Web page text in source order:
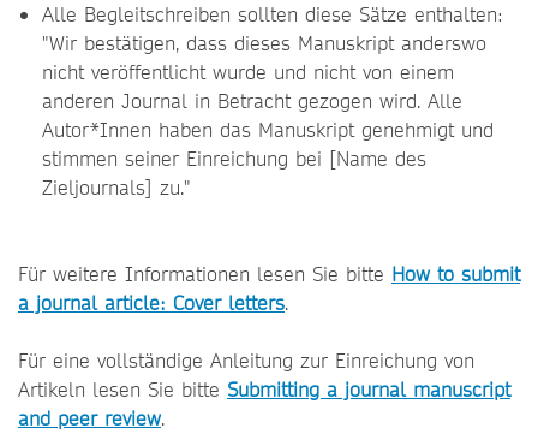
Alle Begleitschreiben sollten diese Sätze enthalten:
"Wir bestätigen, dass dieses Manuskript anderswo
nicht veröffentlicht wurde und nicht von einem
anderen Journal in Betracht gezogen wird. Alle
Autor*Innen haben das Manuskript genehmigt und
stimmen seiner Einreichung bei [Name des
Zieljournals] zu."
Für weitere Informationen lesen Sie bitte How to submit
a journal article: Cover letters.
Für eine vollständige Anleitung zur Einreichung von
Artikeln lesen Sie bitte Submitting a journal manuscript
and peer review.